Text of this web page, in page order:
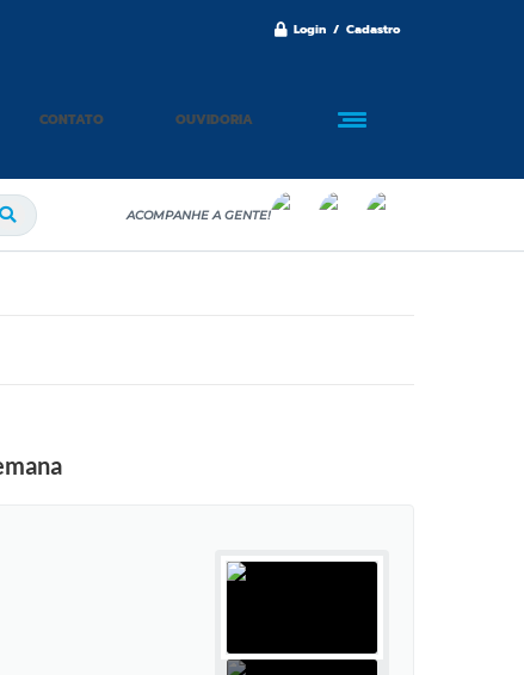
Login / Cadastro
CONTATO OUVIDORIA
ACOMPANHE A GENTE!